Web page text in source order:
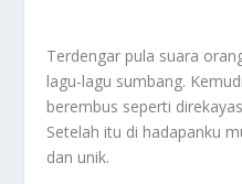
Terdengar pula suara
lagu-lagu sumbang.
berembus seperti
Setelah itu di hadapanku
dan unik.